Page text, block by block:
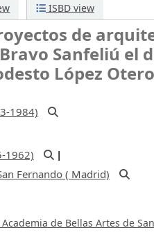
ISBD view
de
Sanfeliú el
López
1984)
1962)
Fernando ( Madrid)
Academia de Bellas Artes de